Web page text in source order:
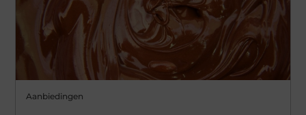
Aanbiedingen